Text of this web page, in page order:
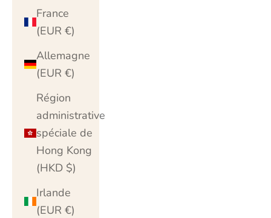
France
(EUR €)
Allemagne
(EUR €)
Région
administrative
spéciale de
Hong Kong
(HKD $)
Irlande
(EUR €)